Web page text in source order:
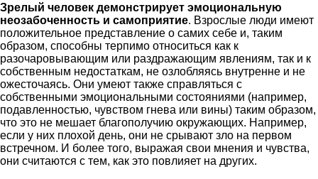
Зрелый человек демонстрирует эмоциональную
неозабоченность и самоприятие. Взрослые люди имеют
положительное представление о самих себе и, таким
образом, способны терпимо относиться как к
разочаровывающим или раздражающим явлениям, так и к
собственным недостаткам, не озлобляясь внутренне и не
ожесточаясь. Они умеют также справляться с
собственными эмоциональными состояниями (например,
подавленностью, чувством гнева или вины) таким образом,
что это не мешает благополучию окружающих. Например,
если у них плохой день, они не срывают зло на первом
встречном. И более того, выражая свои мнения и чувства,
они считаются с тем, как это повлияет на других.